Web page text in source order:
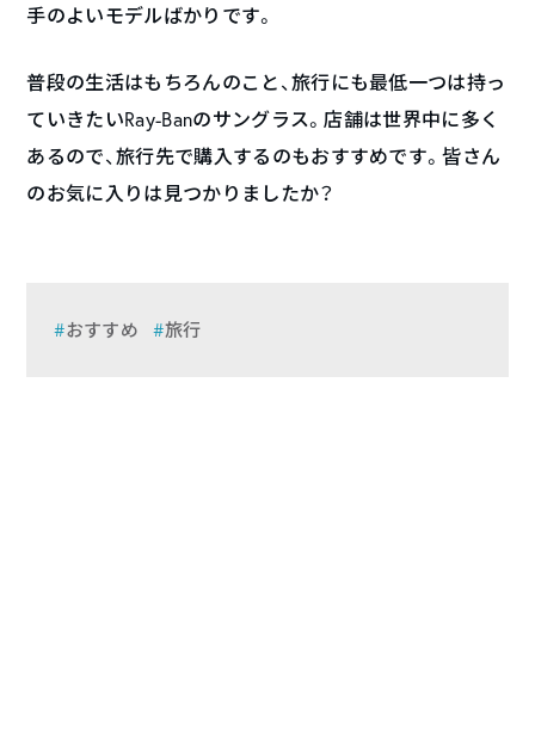
手のよいモデルばかりです。
普段の生活はもちろんのこと、旅行にも最低一つは持っ
ていきたいRay-Banのサングラス。店舗は世界中に多く
あるので、旅行先で購入するのもおすすめです。皆さん
のお気に入りは見つかりましたか？
おすすめ 旅行